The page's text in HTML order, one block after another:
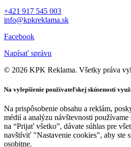
+421 917 545 003
info@kpkreklama.sk
Facebook
Napísať správu
© 2026 KPK Reklama. Všetky práva
Na vylepšienie používateľskej skúsenosti
Na prispôsobenie obsahu a reklám,
médií a analýzu návštevnosti
na “Prijať všetko”, dávate súhlas pre
navštíviť "Nastavenie cookies", aby ste
osobitne.